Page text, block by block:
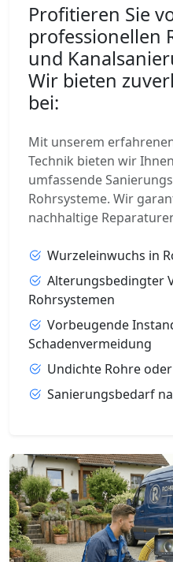
Profitieren Sie
professionellen
und
Wir bieten
bei:
Mit unserem
Technik bieten wir
umfassende
Rohrsysteme. Wir
nachhaltige
Wurzeleinwuchs in
Alterungsbedingter
Rohrsystemen
Vorbeugende
Schadenvermeidung
Undichte Rohre
Sanierungsbedarf